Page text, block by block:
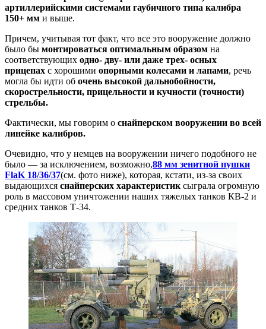
артиллерийскими системами гаубичного типа калибра
150+ мм и выше.
Причем, учитывая тот факт, что все это вооружение должно
было бы монтироваться оптимальным образом на
соответствующих одно- дву- или даже трех- осных
прицепах с хорошими опорными колесами и лапами, речь
могла бы идти об очень высокой дальнобойности,
скорострельности, прицельности и кучности (точности)
стрельбы.
Фактически, мы говорим о снайперском вооружении во всей
линейке калибров.
Очевидно, что у немцев на вооружении ничего подобного не
было — за исключением, возможно,88 мм зенитной пушки
FlaK 18/36/37(см. фото ниже), которая, кстати, из-за своих
выдающихся снайперских характеристик сыграла огромную
роль в массовом уничтожении наших тяжелых танков КВ-2 и
средних танков Т-34.